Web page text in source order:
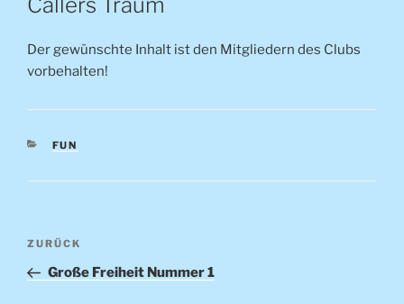
Der gewünschte Inhalt ist den Mitgliedern des Clubs
vorbehalten!
KATEGORIEN
FUN
Beitragsnavigation
Vorheriger
Beitrag
ZURÜCK
Große Freiheit Nummer 1